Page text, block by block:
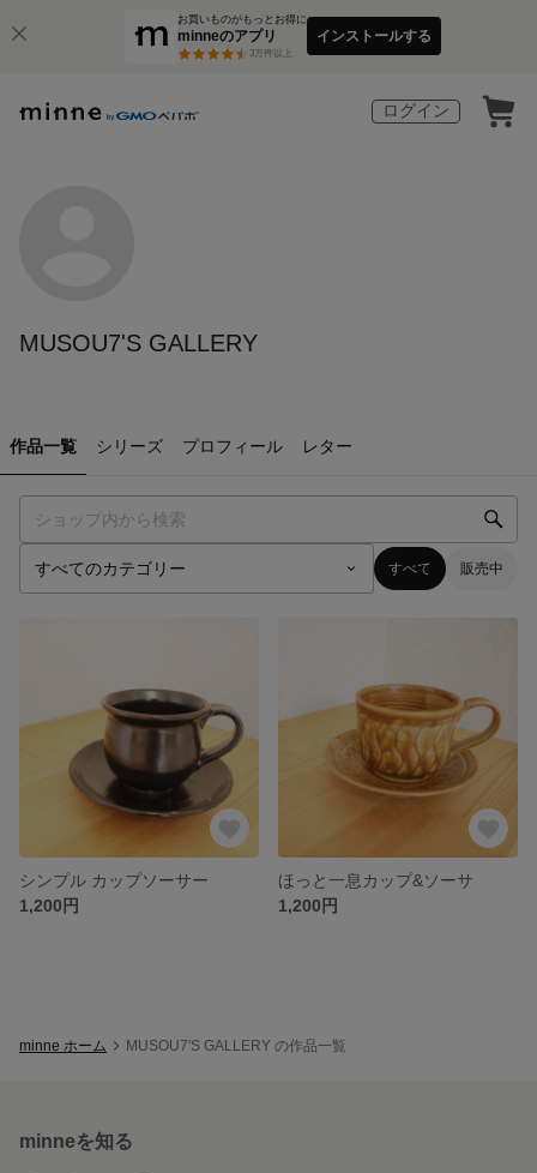
お買いものがもっとお得に
minneのアプリ
3万件以上
インストールする
ログイン
MUSOU7'S GALLERY
作品一覧 シリーズ プロフィール レター
すべて 販売中
シンプル カップソーサー
1,200円
ほっと一息カップ&ソーサ
1,200円
minne ホーム MUSOU7'S GALLERY の作品一覧
minneを知る